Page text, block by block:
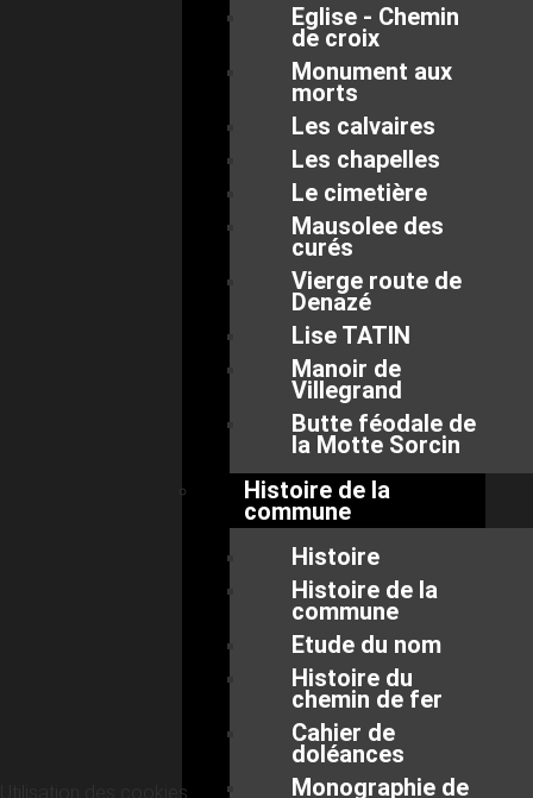
Eglise - Chemin
de croix
Monument aux
morts
Les calvaires
Les chapelles
Le cimetière
Mausolee des
curés
Vierge route de
Denazé
Lise TATIN
Manoir de
Villegrand
Butte féodale de
la Motte Sorcin
Histoire de la
commune
Histoire
Histoire de la
commune
Etude du nom
Histoire du
chemin de fer
Cahier de
doléances
Monographie de
Utilisation des cookies